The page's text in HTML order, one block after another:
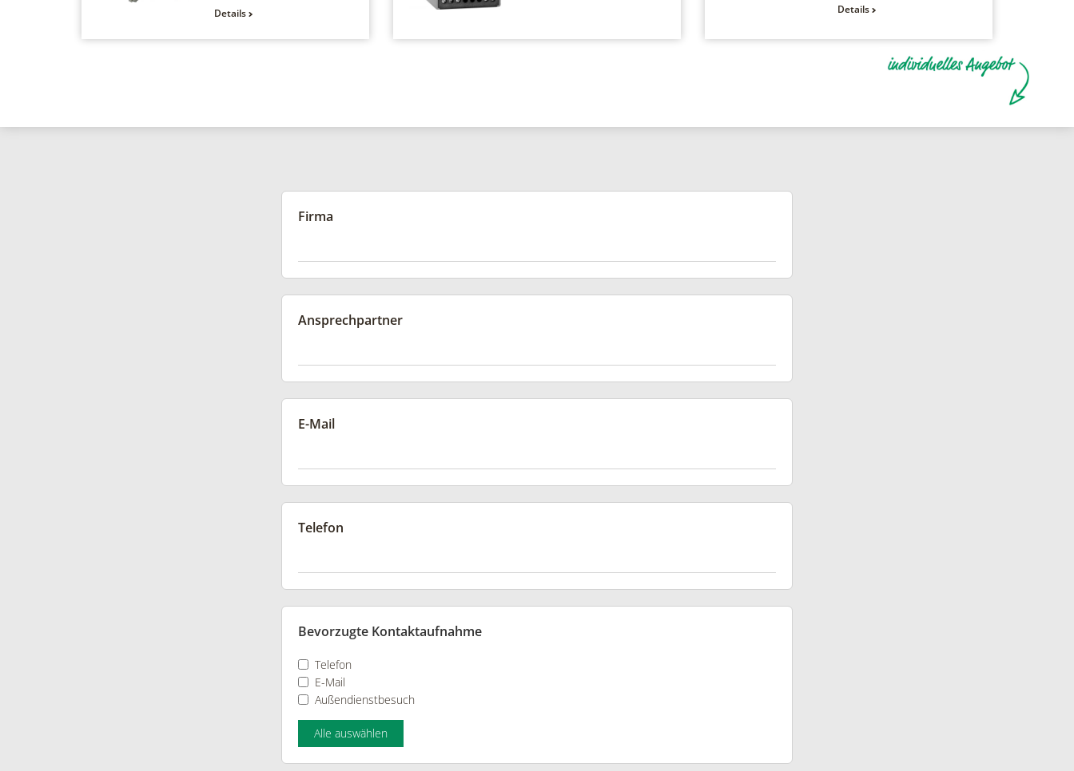
Details
Details
Firma
Ansprechpartner
E-Mail
Telefon
Bevorzugte Kontaktaufnahme
Telefon
E-Mail
Außendienstbesuch
Alle auswählen